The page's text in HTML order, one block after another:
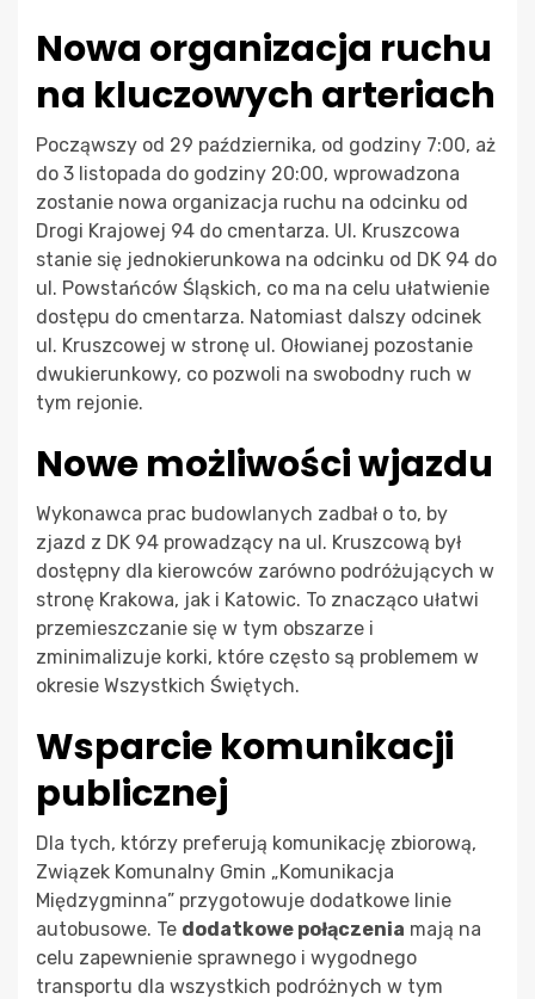
Nowa organizacja ruchu
na kluczowych arteriach
Począwszy od 29 października, od godziny 7:00, aż
do 3 listopada do godziny 20:00, wprowadzona
zostanie nowa organizacja ruchu na odcinku od
Drogi Krajowej 94 do cmentarza. Ul. Kruszcowa
stanie się jednokierunkowa na odcinku od DK 94 do
ul. Powstańców Śląskich, co ma na celu ułatwienie
dostępu do cmentarza. Natomiast dalszy odcinek
ul. Kruszcowej w stronę ul. Ołowianej pozostanie
dwukierunkowy, co pozwoli na swobodny ruch w
tym rejonie.
Nowe możliwości wjazdu
Wykonawca prac budowlanych zadbał o to, by
zjazd z DK 94 prowadzący na ul. Kruszcową był
dostępny dla kierowców zarówno podróżujących w
stronę Krakowa, jak i Katowic. To znacząco ułatwi
przemieszczanie się w tym obszarze i
zminimalizuje korki, które często są problemem w
okresie Wszystkich Świętych.
Wsparcie komunikacji
publicznej
Dla tych, którzy preferują komunikację zbiorową,
Związek Komunalny Gmin „Komunikacja
Międzygminna” przygotowuje dodatkowe linie
autobusowe. Te dodatkowe połączenia mają na
celu zapewnienie sprawnego i wygodnego
transportu dla wszystkich podróżnych w tym